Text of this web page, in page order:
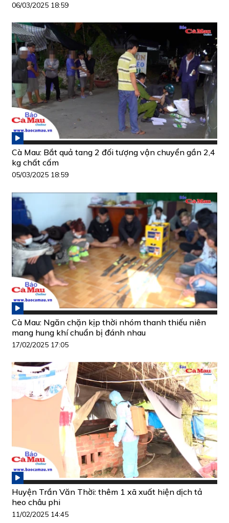
06/03/2025 18:59
Cà Mau: Bắt quả tang 2 đối tượng vận chuyển gần 2,4
kg chất cấm
05/03/2025 18:59
Cà Mau: Ngăn chặn kịp thời nhóm thanh thiếu niên
mang hung khí chuẩn bị đánh nhau
17/02/2025 17:05
Huyện Trần Văn Thời: thêm 1 xã xuất hiện dịch tả
heo châu phi
11/02/2025 14:45